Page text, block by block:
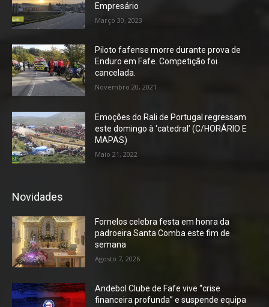
Empresário
Março 30, 2023
Piloto fafense morre durante prova de
Enduro em Fafe. Competição foi
cancelada.
Novembro 20, 2021
Emoções do Rali de Portugal regressam
este domingo à ‘catedral’ (C/HORÁRIO E
MAPAS)
Maio 21, 2022
Novidades
Fornelos celebra festa em honra da
padroeira Santa Comba este fim de
semana
Agosto 7, 2026
Andebol Clube de Fafe vive “crise
financeira profunda” e suspende equipa